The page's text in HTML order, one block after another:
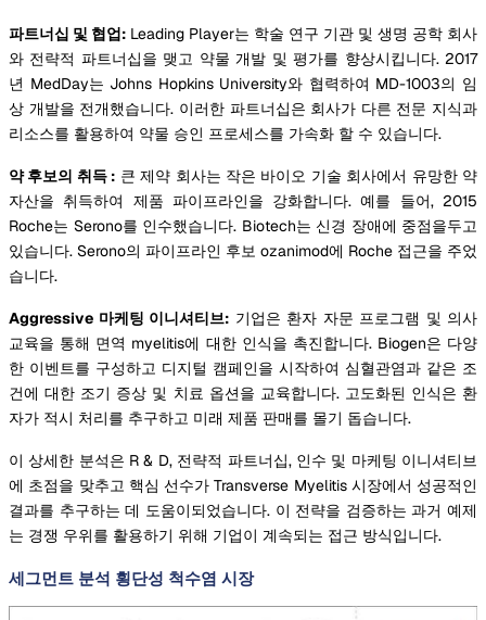
파트너십 및 협업: Leading Player는 학술 연구 기관 및 생명 공학 회사
와 전략적 파트너십을 맺고 약물 개발 및 평가를 향상시킵니다. 2017
년 MedDay는 Johns Hopkins University와 협력하여 MD-1003의 임
상 개발을 전개했습니다. 이러한 파트너십은 회사가 다른 전문 지식과
리소스를 활용하여 약물 승인 프로세스를 가속화 할 수 있습니다.
약 후보의 취득 : 큰 제약 회사는 작은 바이오 기술 회사에서 유망한 약
자산을 취득하여 제품 파이프라인을 강화합니다. 예를 들어, 2015
Roche는 Serono를 인수했습니다. Biotech는 신경 장애에 중점을두고
있습니다. Serono의 파이프라인 후보 ozanimod에 Roche 접근을 주었
습니다.
Aggressive 마케팅 이니셔티브: 기업은 환자 자문 프로그램 및 의사
교육을 통해 면역 myelitis에 대한 인식을 촉진합니다. Biogen은 다양
한 이벤트를 구성하고 디지털 캠페인을 시작하여 심혈관염과 같은 조
건에 대한 조기 증상 및 치료 옵션을 교육합니다. 고도화된 인식은 환
자가 적시 처리를 추구하고 미래 제품 판매를 몰기 돕습니다.
이 상세한 분석은 R & D, 전략적 파트너십, 인수 및 마케팅 이니셔티브
에 초점을 맞추고 핵심 선수가 Transverse Myelitis 시장에서 성공적인
결과를 추구하는 데 도움이되었습니다. 이 전략을 검증하는 과거 예제
는 경쟁 우위를 활용하기 위해 기업이 계속되는 접근 방식입니다.
세그먼트 분석 횡단성 척수염 시장